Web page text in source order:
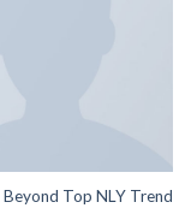
Beyond Top NLY Trend